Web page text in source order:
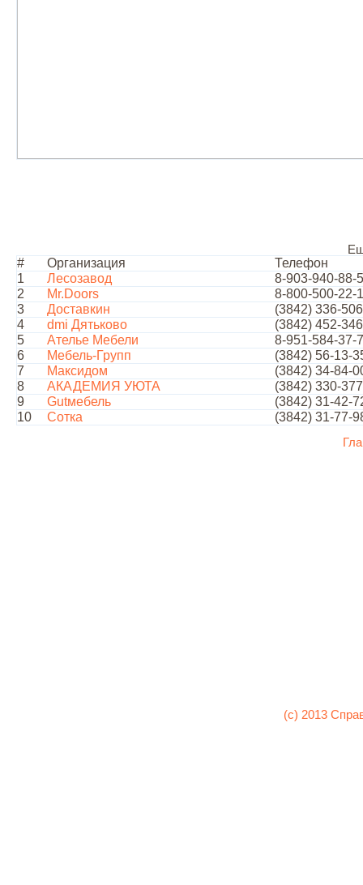
# Организация
Телефон
1
Лесозавод
8-903-940-88-
2
Mr.Doors
8-800-500-22-
3
Доставкин
(3842) 336-506
4
dmi Дятьково
(3842) 452-346
5
Ателье Мебели
8-951-584-37-
6
Мебель-Групп
(3842) 56-13-
7
Максидом
(3842) 34-84-
8
АКАДЕМИЯ УЮТА
(3842) 330-377
9
Gutмебель
(3842) 31-42-
10
Сотка (3842) 31-77-
(c) 2013